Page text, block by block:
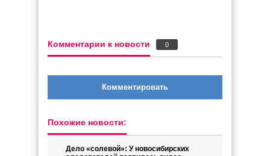
Комментарии к новости 0
Комментировать
Похожие новости:
Дело «солевой»: У новосибирских